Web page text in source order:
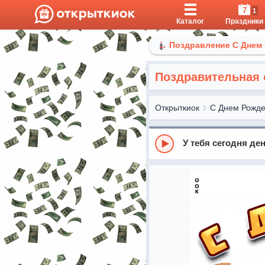
Каталог
7 1
Праздники
Поздравление С
Открыткиок С Днем
У тебя сегодня